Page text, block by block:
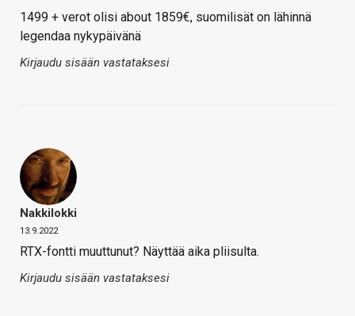
1499 + verot olisi about 1859€, suomilisät on lähinnä
legendaa nykypäivänä
Kirjaudu sisään vastataksesi
Nakkilokki
13.9.2022
RTX-fontti muuttunut? Näyttää aika pliisulta.
Kirjaudu sisään vastataksesi